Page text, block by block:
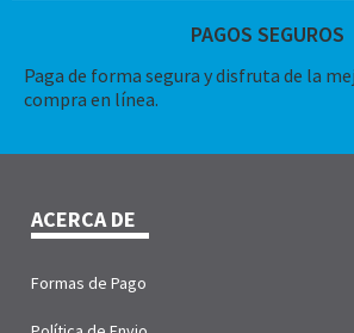
PAGOS SEGUROS
Paga de forma segura y disfruta de la
compra en línea.
ACERCA DE
Formas de Pago